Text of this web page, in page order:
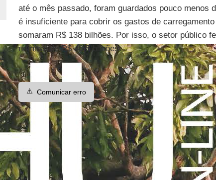
até o mês passado, foram guardados pouco menos
é insuficiente para cobrir os gastos de
somaram R$ 138 bilhões. Por isso, o setor público
nominal de R$ 46,5 bilhões.
⚠️ Comunicar erro